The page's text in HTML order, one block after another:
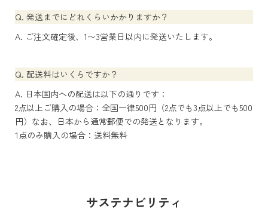
Q. 発送までにどれくらいかかりますか？
A. ご注文確定後、1〜3営業日以内に発送いたします。
Q. 配送料はいくらですか？
A. 日本国内への配送は以下の通りです：
2点以上ご購入の場合：全国一律500円（2点でも3点以上でも500
円）なお、日本から通常郵便での発送となります。
1点のみ購入の場合：送料無料
サステナビリティ